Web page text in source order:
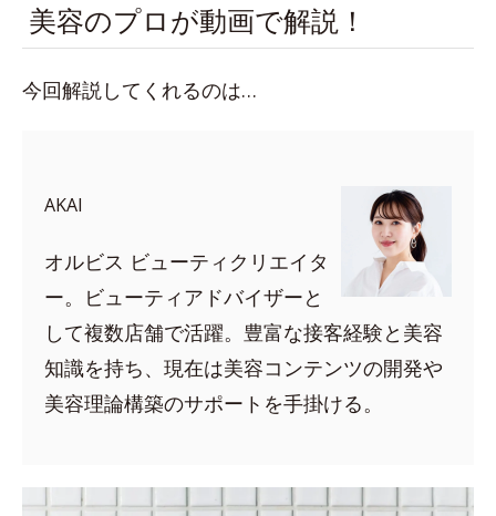
美容のプロが動画で解説！
今回解説してくれるのは…
AKAI
オルビス ビューティクリエイタ
ー。ビューティアドバイザーと
して複数店舗で活躍。豊富な接客経験と美容
知識を持ち、現在は美容コンテンツの開発や
美容理論構築のサポートを手掛ける。